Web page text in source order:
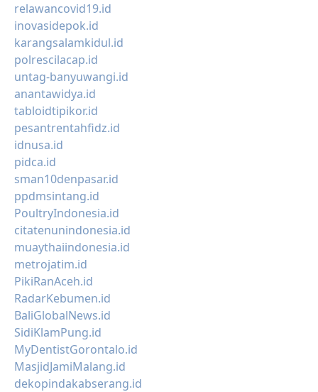
relawancovid19.id
inovasidepok.id
karangsalamkidul.id
polrescilacap.id
untag-banyuwangi.id
anantawidya.id
tabloidtipikor.id
pesantrentahfidz.id
idnusa.id
pidca.id
sman10denpasar.id
ppdmsintang.id
PoultryIndonesia.id
citatenunindonesia.id
muaythaiindonesia.id
metrojatim.id
PikiRanAceh.id
RadarKebumen.id
BaliGlobalNews.id
SidiKlamPung.id
MyDentistGorontalo.id
MasjidJamiMalang.id
dekopindakabserang.id